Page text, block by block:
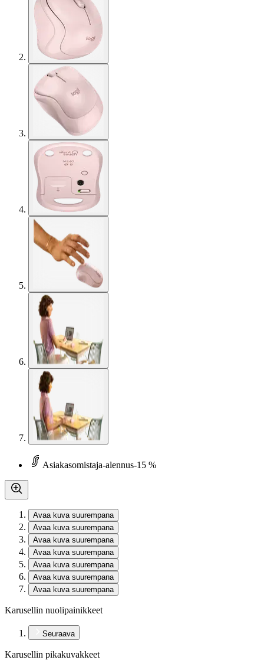
Asiakasomistaja-alennus-15 %
Avaa kuva suurempana
Avaa kuva suurempana
Avaa kuva suurempana
Avaa kuva suurempana
Avaa kuva suurempana
Avaa kuva suurempana
Avaa kuva suurempana
Karusellin nuolipainikkeet
Seuraava
Karusellin pikakuvakkeet